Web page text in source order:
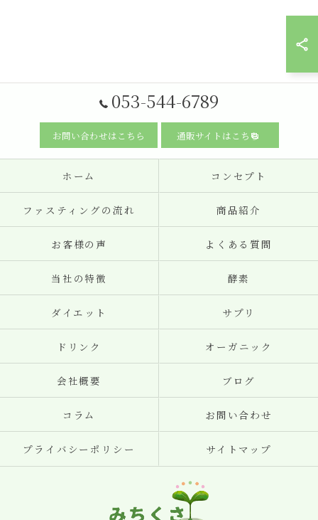
053-544-6789
お問い合わせはこちら 通販サイトはこちら
ホーム コンセプト
ファスティングの流れ 商品紹介
お客様の声 よくある質問
当社の特徴 酵素
ダイエット サプリ
ドリンク オーガニック
会社概要 ブログ
コラム お問い合わせ
プライバシーポリシー サイトマップ